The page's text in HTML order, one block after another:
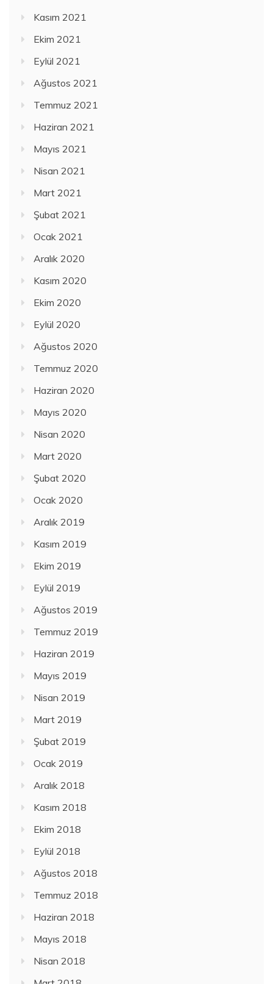
Kasım 2021
Ekim 2021
Eylül 2021
Ağustos 2021
Temmuz 2021
Haziran 2021
Mayıs 2021
Nisan 2021
Mart 2021
Şubat 2021
Ocak 2021
Aralık 2020
Kasım 2020
Ekim 2020
Eylül 2020
Ağustos 2020
Temmuz 2020
Haziran 2020
Mayıs 2020
Nisan 2020
Mart 2020
Şubat 2020
Ocak 2020
Aralık 2019
Kasım 2019
Ekim 2019
Eylül 2019
Ağustos 2019
Temmuz 2019
Haziran 2019
Mayıs 2019
Nisan 2019
Mart 2019
Şubat 2019
Ocak 2019
Aralık 2018
Kasım 2018
Ekim 2018
Eylül 2018
Ağustos 2018
Temmuz 2018
Haziran 2018
Mayıs 2018
Nisan 2018